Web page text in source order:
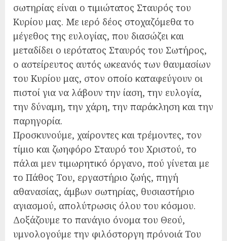
σωτηρίας είναι ο τιμιώτατος Σταυρός του
Κυρίου μας. Με ιερό δέος στοχαζόμεθα το
μέγεθος της ευλογίας, που διασώζει και
μεταδίδει ο ιερότατος Σταυρός του Σωτήρος,
ο αστείρευτος αυτός ωκεανός των θαυμασίων
του Κυρίου μας, στον οποίο καταφεύγουν οι
πιστοί για να λάβουν την ίαση, την ευλογία,
την δύναμη, την χάρη, την παράκληση και την
παρηγορία.
Προσκυνούμε, χαίροντες και τρέμοντες, τον
τίμιο και ζωηφόρο Σταυρό του Χριστού, το
πάλαι μεν τιμωρητικό όργανο, πού γίνεται με
το Πάθος Του, εργαστήριο ζωής, πηγή
αθανασίας, άμβων σωτηρίας, θυσιαστήριο
αγιασμού, απολύτρωσις όλου του κόσμου.
Δοξάζουμε το πανάγιο όνομα του Θεού,
υμνολογούμε την φιλόστοργη πρόνοιά Του